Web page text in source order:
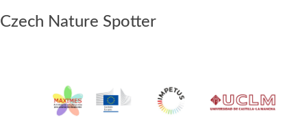
Czech Nature Spotter